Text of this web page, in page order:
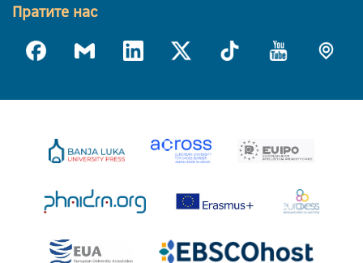
Пратите нас